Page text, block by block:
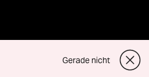
Gerade nicht